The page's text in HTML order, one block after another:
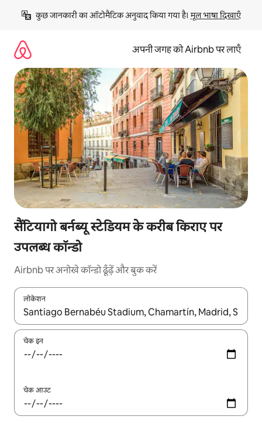
छोड़कर
कॉन्टेंट
कुछ जानकारी का ऑटोमैटिक अनुवाद किया गया है। मूल भाषा दिखाएँ
अपनी जगह को Airbnb पर लाएँ
सैंटियागो बर्नब्यू स्टेडियम के करीब किराए पर
उपलब्ध कॉन्डो
Airbnb पर अनोखे कॉन्डो ढूँढ़ें और बुक करें
लोकेशन
नतीजों के उपलब्ध होने पर, अप और डाउन 'ऐरो की' का इस्तेमाल करके नेविगेट
चेक इन
चेक आउट